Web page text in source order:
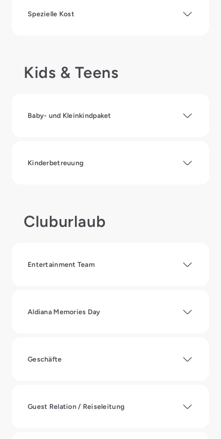
Spezielle Kost
Kids & Teens
Baby- und Kleinkindpaket
Kinderbetreuung
Cluburlaub
Entertainment Team
Aldiana Memories Day
Geschäfte
Guest Relation / Reiseleitung